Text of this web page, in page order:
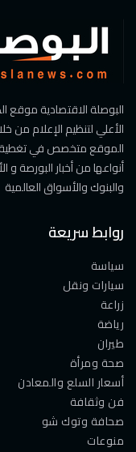
البوصلة الاقتصادية
الأعلي لتنظيم الإعلام من
الموقع متخصص في تغطية
أنواعها من أخبار البورصة و
والبنوك والأسواق العالمية
روابط سريعة
سياسة
سيارات ونقل
زراعة
رياضة
طيران
صحة ومرأة
أسعار السلع والمعادن
فن وثقافة
صحافة وتوك شو
منوعات